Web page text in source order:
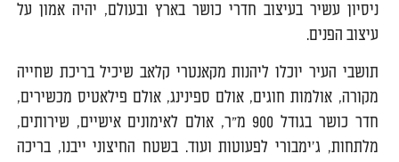
ניסיון עשיר בעיצוב חדרי כושר בארץ ובעולם, יהיה אמון על
עיצוב הפנים.
תושבי העיר יוכלו ליהנות מקאנטרי קלאב שיכיל בריכת שחייה
מקורה, אולמות חוגים, אולם ספינינג, אולם פילאטיס מכשירים,
חדר כושר בגודל 900 מ"ר, אולם לאימונים אישיים, שירותים,
מלתחות, ג'ימבורי לפעוטות ועוד. בשטח החיצוני ייבנו, בריכה